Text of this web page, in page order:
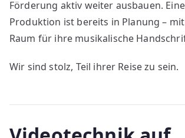
Förderung aktiv weiter ausbauen.
Produktion ist bereits in Planung –
Raum für ihre musikalische
Wir sind stolz, Teil ihrer Reise zu sein.